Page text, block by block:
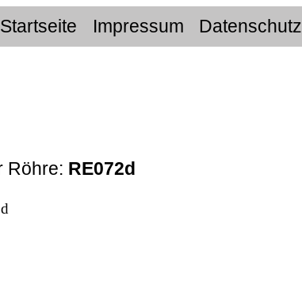
Startseite Impressum Datenschutz
Röhre: RE072d